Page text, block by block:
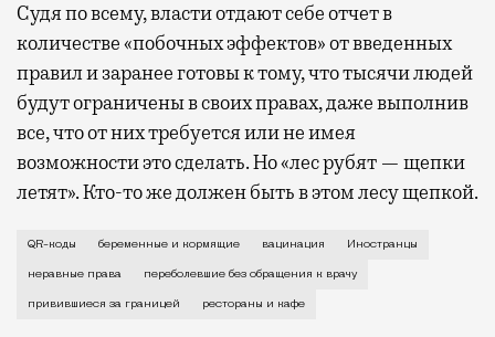
Судя по всему, власти отдают себе отчет в
количестве «побочных эффектов» от введенных
правил и заранее готовы к тому, что тысячи людей
будут ограничены в своих правах, даже выполнив
все, что от них требуется или не имея
возможности это сделать. Но «лес рубят — щепки
летят». Кто-то же должен быть в этом лесу щепкой.
Итак, на прошлой неделе в Москве
QR-коды беременные и кормящие вацинация Иностранцы
неравные права переболевшие без обращения к врачу
привившиеся за границей рестораны и кафе